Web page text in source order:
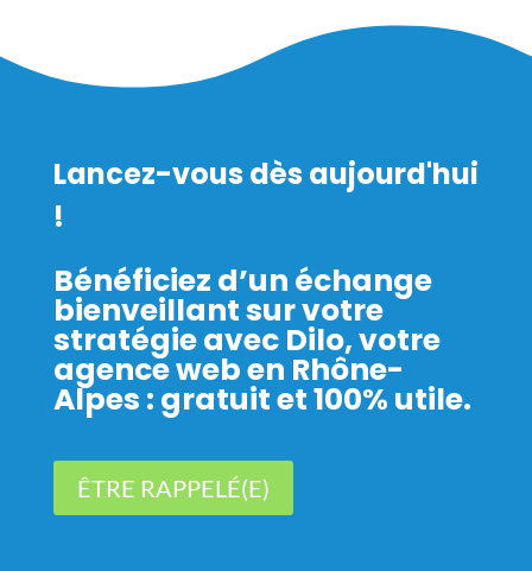
Lancez-vous dès aujourd'hui
!
Bénéficiez d’un échange
bienveillant sur votre
stratégie avec Dilo, votre
agence web en Rhône-
Alpes : gratuit et 100% utile.
ÊTRE RAPPELÉ(E)